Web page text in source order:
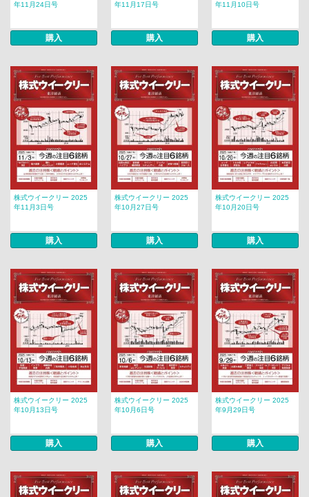
年11月24日号
購入
年11月17日号
購入
年11月10日号
購入
株式ウイークリー 2025
年11月3日号
購入
株式ウイークリー 2025
年10月27日号
購入
株式ウイークリー 2025
年10月20日号
購入
株式ウイークリー 2025
年10月13日号
購入
株式ウイークリー 2025
年10月6日号
購入
株式ウイークリー 2025
年9月29日号
購入